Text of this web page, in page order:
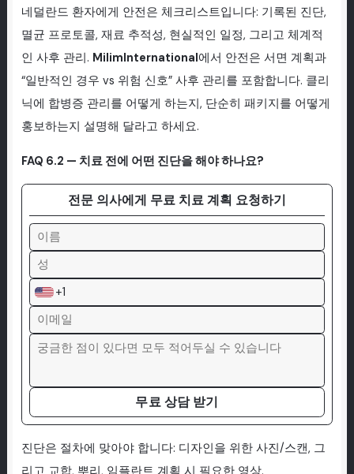
네덜란드 환자에게 안전은 체크리스트입니다: 기록된 진단,
멸균 프로토콜, 재료 추적성, 현실적인 일정, 그리고 체계적
인 사후 관리. MilimInternational에서 안전은 서면 계획과
“일반적인 경우 vs 위험 신호” 사후 관리를 포함합니다. 클리
닉에 합병증 관리를 어떻게 하는지, 단순히 패키지를 어떻게
홍보하는지 설명해 달라고 하세요.
FAQ 6.2 — 치료 전에 어떤 진단을 해야 하나요?
전문 의사에게 무료 치료 계획 요청하기
+1
무료 상담 받기
진단은 절차에 맞아야 합니다: 디자인을 위한 사진/스캔, 그
리고 교합, 뿌리, 임플란트 계획 시 필요한 영상.